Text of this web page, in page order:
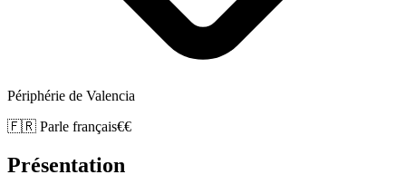
Périphérie de Valencia
🇫🇷 Parle français€€
Présentation